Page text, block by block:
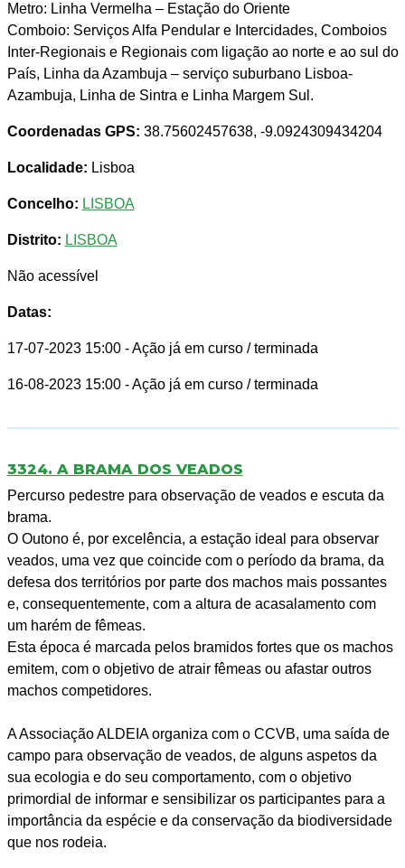
Metro: Linha Vermelha – Estação do Oriente
Comboio: Serviços Alfa Pendular e Intercidades, Comboios
Inter-Regionais e Regionais com ligação ao norte e ao sul do
País, Linha da Azambuja – serviço suburbano Lisboa-
Azambuja, Linha de Sintra e Linha Margem Sul.
Coordenadas GPS: 38.75602457638, -9.0924309434204
Localidade: Lisboa
Concelho: LISBOA
Distrito: LISBOA
Não acessível
Datas:
17-07-2023 15:00 - Ação já em curso / terminada
16-08-2023 15:00 - Ação já em curso / terminada
3324. A BRAMA DOS VEADOS
Percurso pedestre para observação de veados e escuta da
brama.
O Outono é, por excelência, a estação ideal para observar
veados, uma vez que coincide com o período da brama, da
defesa dos territórios por parte dos machos mais possantes
e, consequentemente, com a altura de acasalamento com
um harém de fêmeas.
Esta época é marcada pelos bramidos fortes que os machos
emitem, com o objetivo de atrair fêmeas ou afastar outros
machos competidores.
A Associação ALDEIA organiza com o CCVB, uma saída de
campo para observação de veados, de alguns aspetos da
sua ecologia e do seu comportamento, com o objetivo
primordial de informar e sensibilizar os participantes para a
importância da espécie e da conservação da biodiversidade
que nos rodeia.